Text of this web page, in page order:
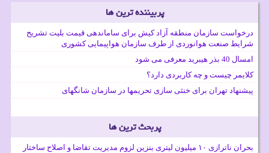
پربیننده ترین ها
درخواست سازمان منطقه آزاد کیش برای ساماندهی قیمت بلیت تشریح
شرایط صنعت هوانوردی از طرف سازمان هواپیمایی کشوری
امسال 40 بذر هیبرید معرفی می شود
کلایمر چیست و چه کاربردی دارد؟
پیشنهاد تهران برای خنثی سازی تحریمها در سازمان شانگهای
پربحث ترین ها
بحران ناترازی ۱۰ میلیون لیتری بنزین لزوم مدیریت تقاضا و اصلاح ساختار